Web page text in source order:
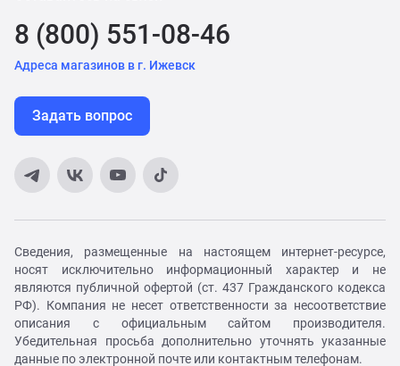
8 (800) 551-08-46
Адреса магазинов в г. Ижевск
Задать вопрос
Сведения, размещенные на настоящем интернет-ресурсе,
носят исключительно информационный характер и не
являются публичной офертой (ст. 437 Гражданского кодекса
РФ). Компания не несет ответственности за несоответствие
описания с официальным сайтом производителя.
Убедительная просьба дополнительно уточнять указанные
данные по электронной почте или контактным телефонам.